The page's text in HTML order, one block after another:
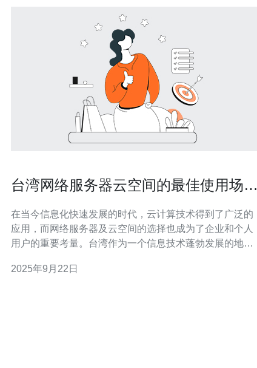
台湾网络服务器云空间的最佳使用场景
在当今信息化快速发展的时代，云计算技术得到了广泛的
应用，而网络服务器及云空间的选择也成为了企业和个人
用户的重要考量。台湾作为一个信息技术蓬勃发展的地
中，我们将分析台湾网络服务器云空间的最佳使用场景，
2025年9月22日